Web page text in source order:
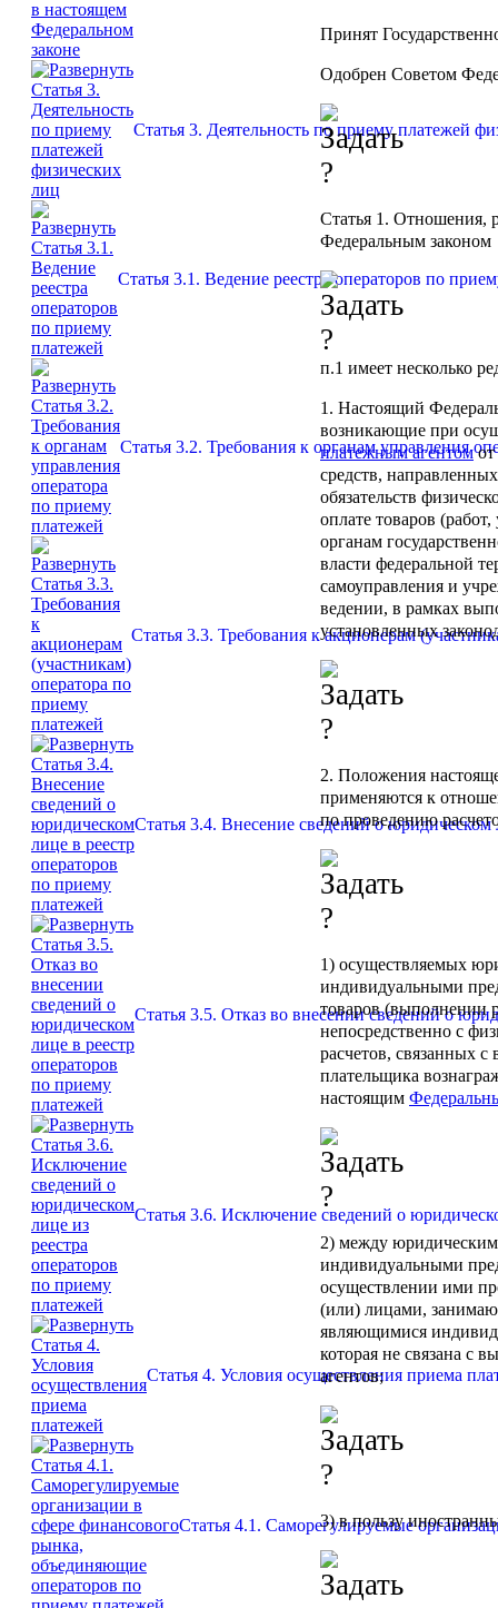
Статья 3. Деятельность по приему платежей
Статья 3.1. Ведение реестра операторов по
Статья 3.2. Требования к органам управления
Статья 3.3. Требования к акционерам
Статья 3.4. Внесение сведений о
Статья 3.5. Отказ во внесении сведений о
Статья 3.6. Исключение сведений о
Статья 4. Условия осуществления приема
Статья 4.1. Саморегулируемые
Принят
Одобрен Советом
Статья 1. Отношения,
Федеральным законом
п.1 имеет несколько
1. Настоящий
возникающие при
платежным агентомот
средств,
обязательств
оплате товаров
органам
власти федеральной
самоуправления и
ведении, в рамках
установленных
2. Положения
применяются к
по проведению
1) осуществляемых
индивидуальными
товаров (выполнении
непосредственно с
расчетов, связанных
плательщика
настоящим
2) между
индивидуальными
осуществлении ими
(или) лицами,
являющимися
которая не связана с
агентов;
3) в пользу